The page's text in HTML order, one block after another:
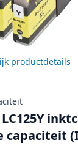
productdetails
capaciteit